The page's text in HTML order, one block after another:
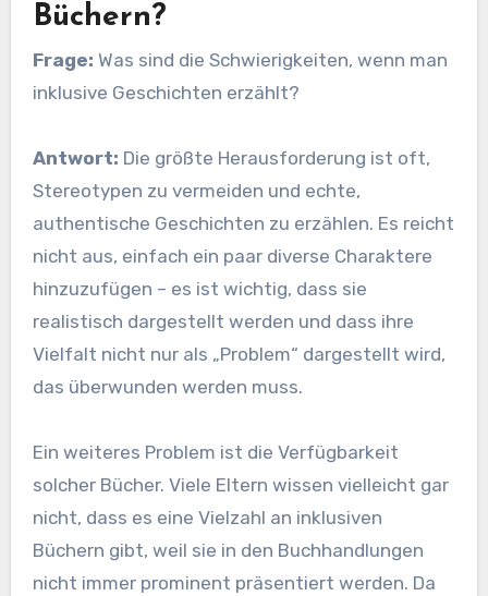
Büchern?
Frage: Was sind die Schwierigkeiten, wenn man
inklusive Geschichten erzählt?
Antwort: Die größte Herausforderung ist oft,
Stereotypen zu vermeiden und echte,
authentische Geschichten zu erzählen. Es reicht
nicht aus, einfach ein paar diverse Charaktere
hinzuzufügen – es ist wichtig, dass sie
realistisch dargestellt werden und dass ihre
Vielfalt nicht nur als „Problem“ dargestellt wird,
das überwunden werden muss.
Ein weiteres Problem ist die Verfügbarkeit
solcher Bücher. Viele Eltern wissen vielleicht gar
nicht, dass es eine Vielzahl an inklusiven
Büchern gibt, weil sie in den Buchhandlungen
nicht immer prominent präsentiert werden. Da